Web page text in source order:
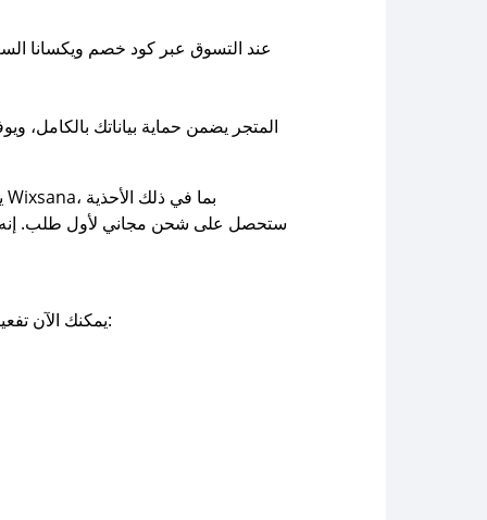
المتجر يضمن حماية بياناتك
يمكنك الآن تفعيل أقوى كوبون خصم ويكسانا والحصول على التخفيض مباشرة عبر موقع صحصح كوبون من خلال الخطوات التالية: